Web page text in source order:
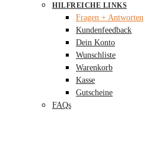
HILFREICHE LINKS
Fragen + Antworten
Kundenfeedback
Dein Konto
Wunschliste
Warenkorb
Kasse
Gutscheine
FAQs